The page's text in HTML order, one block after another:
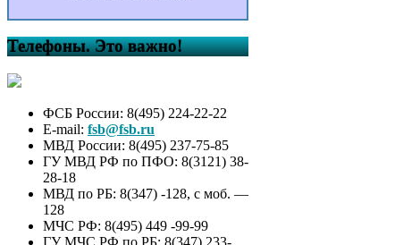
Телефоны. Это важно!
ФСБ России: 8(495) 224-22-22
E-mail: fsb@fsb.ru
МВД России: 8(495) 237-75-85
ГУ МВД РФ по ПФО: 8(3121) 38-
28-18
МВД по РБ: 8(347) -128, с моб. —
128
МЧС РФ: 8(495) 449 -99-99